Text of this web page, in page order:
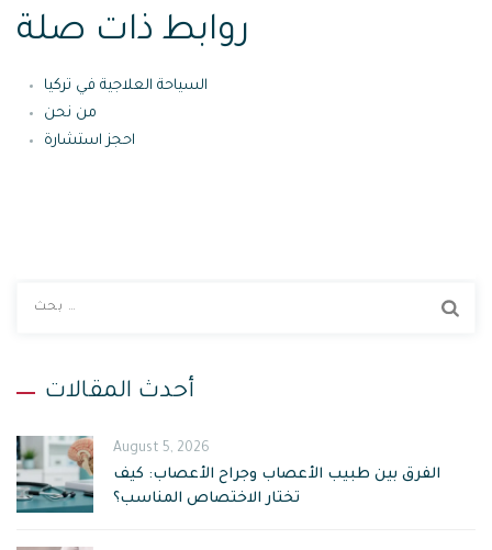
روابط ذات صلة
السياحة العلاجية في تركيا
من نحن
احجز استشارة
ن
:
أحدث المقالات
August 5, 2026
الفرق بين طبيب الأعصاب وجراح الأعصاب: كيف
تختار الاختصاص المناسب؟